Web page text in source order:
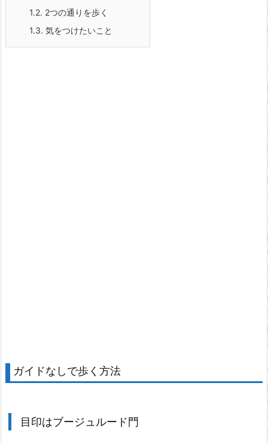
1.2. 2つの通りを歩く
1.3. 気をつけたいこと
ガイドなしで歩く方法
目印はブージュルード門